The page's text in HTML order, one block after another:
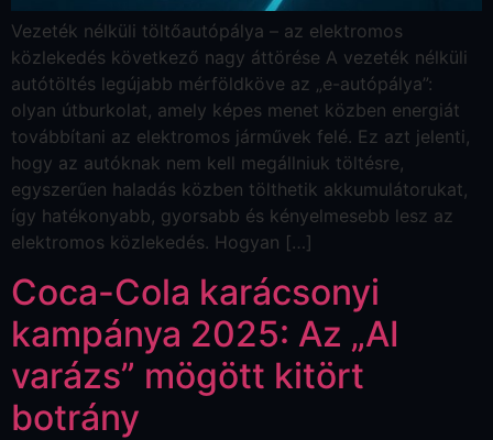
Vezeték nélküli töltőautópálya – az elektromos
közlekedés következő nagy áttörése A vezeték nélküli
autótöltés legújabb mérföldköve az „e-autópálya”:
olyan útburkolat, amely képes menet közben energiát
továbbítani az elektromos járművek felé. Ez azt jelenti,
hogy az autóknak nem kell megállniuk töltésre,
egyszerűen haladás közben tölthetik akkumulátorukat,
így hatékonyabb, gyorsabb és kényelmesebb lesz az
elektromos közlekedés. Hogyan […]
Coca-Cola karácsonyi
kampánya 2025: Az „AI
varázs” mögött kitört
botrány